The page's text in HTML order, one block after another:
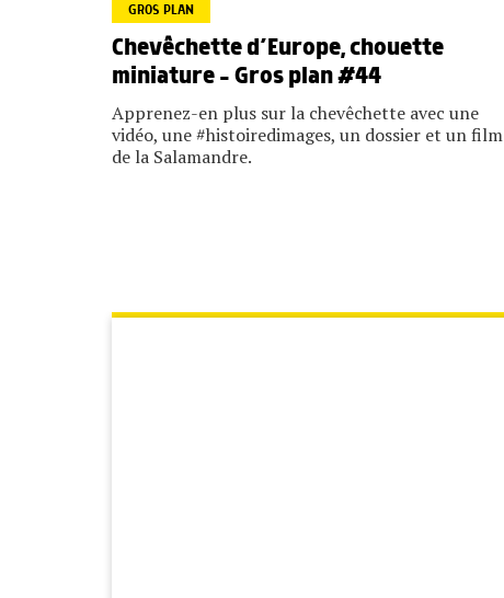
GROS PLAN
Chevêchette d’Europe, chouette
miniature – Gros plan #44
Apprenez-en plus sur la chevêchette avec une
vidéo, une #histoiredimages, un dossier et un film
de la Salamandre.